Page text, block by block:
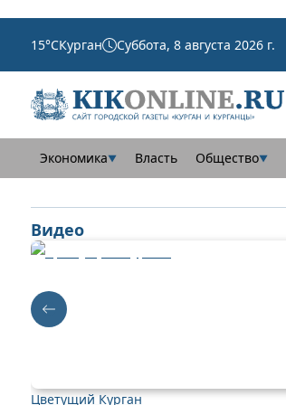
15°CКурган Суббота, 8 августа 2026 г.
Экономика▼ Власть Общество▼
Видео
Цветущий Курган